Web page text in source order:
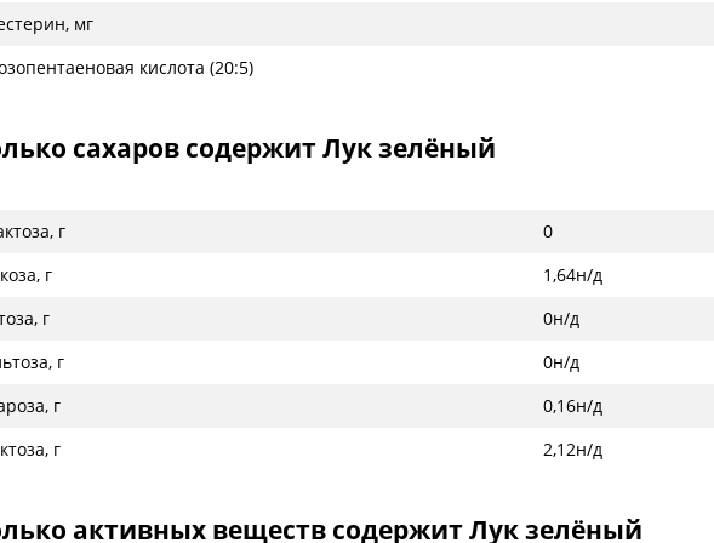
мг
кислота (20:5)
сахаров содержит Лук зелёный
г
0
г
1,64н/д
г
0н/д
г
0н/д
г
0,16н/д
г
2,12н/д
активных веществ содержит Лук зелёный